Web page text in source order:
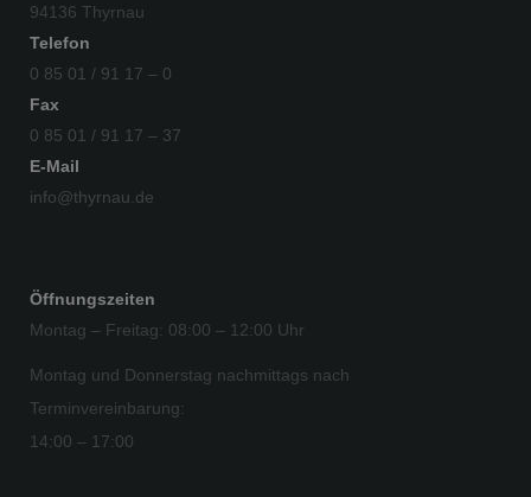
94136 Thyrnau
Telefon
0 85 01 / 91 17 – 0
Fax
0 85 01 / 91 17 – 37
E-Mail
info@thyrnau.de
Öffnungszeiten
Montag – Freitag: 08:00 – 12:00 Uhr
Montag und Donnerstag nachmittags nach
Terminvereinbarung:
14:00 – 17:00